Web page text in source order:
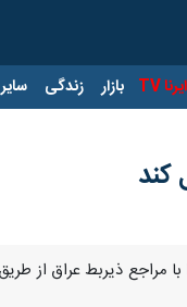
ایرنا TV بازار زندگی سایر
کند